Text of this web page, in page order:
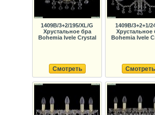
1409B/3+2/195/XL/G
Хрустальное бра
Bohemia Ivele Crystal
Смотреть
1409B/3+2+1/
Хрустальное
Bohemia Ivele
Смотреть